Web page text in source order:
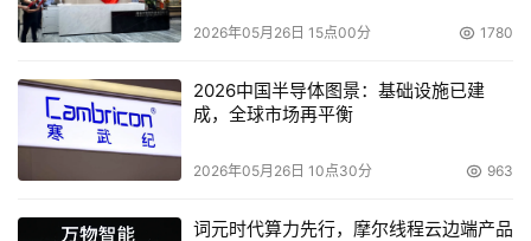
“Revit软件中的衍生式设计让我们的团队能够在设计阶段生
成备选方案并缩小潜在解决方案的范围，这个阶段是我们在
任何项目中能节省时间和成本的重要时期。”Stamhuis公司
BIM和创新部门经理Ron Rijkers表示，“现在，我们能够在
与客户的早期合作中就得出更好的洞察，做出更好的决策，
也发现了让技术不断进步的更多应用方式，为此我们倍感振
奋。”
2026年05月26日 15点00分 1780
2026中国半导体图景：基础设施已建
成，全球市场再平衡
2026年05月26日 10点30分 963
词元时代算力先行，摩尔线程云边端产品